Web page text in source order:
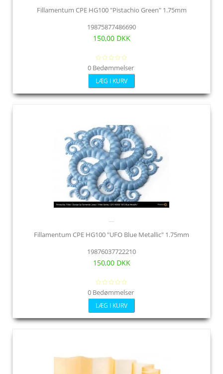
Fillamentum CPE HG100 "Pistachio Green" 1.75mm
19875877486690
150,00 DKK
0 Bedømmelser
LÆG I KURV
Fillamentum CPE HG100 "UFO Blue Metallic" 1.75mm
19876037722210
150,00 DKK
0 Bedømmelser
LÆG I KURV